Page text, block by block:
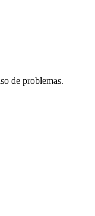
de problemas.